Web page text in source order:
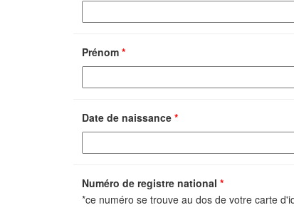
Prénom *
Date de naissance *
Numéro de registre national *
*ce numéro se trouve au dos de votre carte